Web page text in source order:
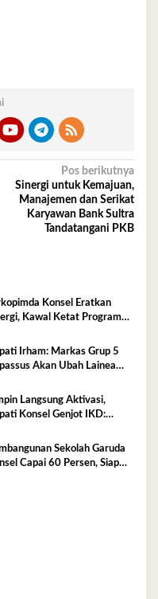
Pos berikutnya
Sinergi untuk Kemajuan,
Manajemen dan Serikat
Karyawan Bank Sultra
Tandatangani PKB
Konsel Eratkan
Kawal Ketat Program
Irham: Markas Grup 5
Akan Ubah Lainea
Tumbuh
Langsung Aktivasi,
Konsel Genjot IKD:
Sekolah Garuda
Capai 60 Persen, Siap